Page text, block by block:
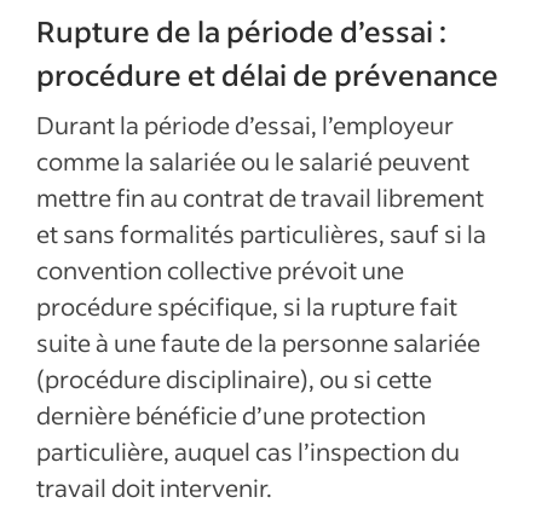
Rupture de la période d’essai :
procédure et délai de prévenance
Durant la période d’essai, l’employeur
comme la salariée ou le salarié peuvent
mettre fin au contrat de travail librement
et sans formalités particulières, sauf si la
convention collective prévoit une
procédure spécifique, si la rupture fait
suite à une faute de la personne salariée
(procédure disciplinaire), ou si cette
dernière bénéficie d’une protection
particulière, auquel cas l’inspection du
travail doit intervenir.